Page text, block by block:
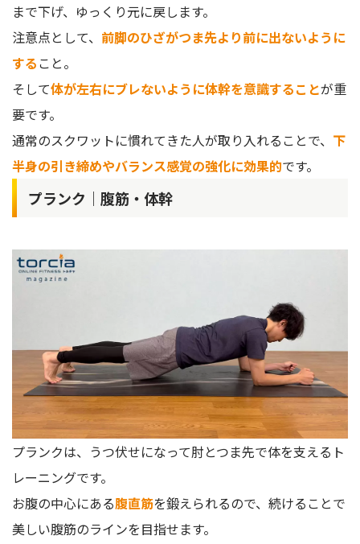
まで下げ、ゆっくり元に戻します。
注意点として、 前脚のひざがつま先より前に出ないように
する こと。
そして体が左右にブレないように体幹を意識することが重
要です。
通常のスクワットに慣れてきた人が取り入れることで、 下
半身の引き締めやバランス感覚の強化に効果的です。
プランク｜腹筋・体幹
プランクは、うつ伏せになって肘とつま先で体を支えるト
レーニングです。
お腹の中心にある腹直筋を鍛えられるので、続けることで
美しい腹筋のラインを目指せます。